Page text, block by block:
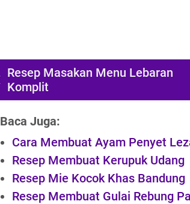
Resep Masakan Menu Lebaran
Komplit
Baca Juga:
Cara Membuat Ayam Penyet
Resep Membuat Kerupuk Udang
Resep Mie Kocok Khas Bandung
Resep Membuat Gulai Rebung